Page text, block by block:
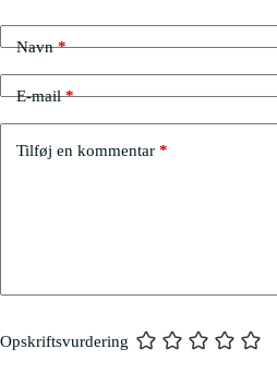
Navn*
E-mail*
Tilføj en kommentar *
Opskriftsvurdering